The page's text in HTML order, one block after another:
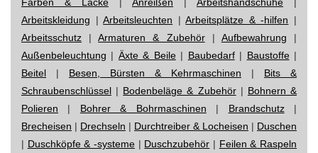
Arbeitskleidung |Arbeitsleuchten |Arbeitsplätze & -hilfen |
Arbeitsschutz |Armaturen & Zubehör| Aufbewahrung |
Außenbeleuchtung | Äxte & Beile| Baubedarf| Baustoffe|
Beitel | Besen, Bürsten & Kehrmaschinen | Bits &
Schraubenschlüssel | Bodenbeläge & Zubehör| Bohnern &
Polieren | Bohrer & Bohrmaschinen | Brandschutz|
Brecheisen | Drechseln | Durchtreiber & Locheisen | Duschen
| Duschköpfe & -systeme | Duschzubehör | Feilen & Raspeln